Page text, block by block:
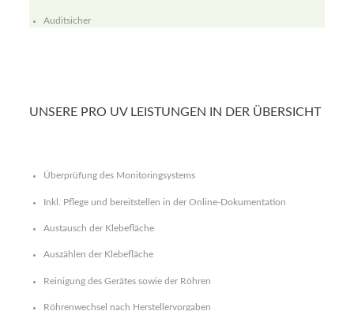
Auditsicher
UNSERE PRO UV LEISTUNGEN IN DER ÜBERSICHT
Überprüfung des Monitoringsystems
Inkl. Pflege und bereitstellen in der Online-Dokumentation
Austausch der Klebefläche
Auszählen der Klebefläche
Reinigung des Gerätes sowie der Röhren
Röhrenwechsel nach Herstellervorgaben